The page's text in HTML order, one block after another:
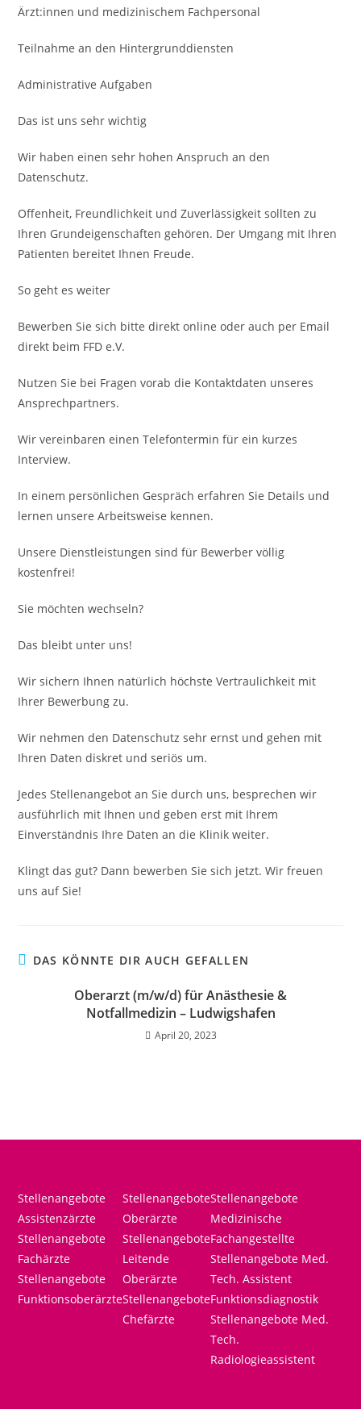
Ärzt:innen und medizinischem Fach­personal
Teilnahme an den Hinter­grund­diensten
Administrative Aufgaben
Das ist uns sehr wichtig
Wir haben einen sehr hohen Anspruch an den
Datenschutz.
Offenheit, Freundlichkeit und Zuverlässigkeit sollten zu
Ihren Grundeigenschaften gehören. Der Umgang mit Ihren
Patienten bereitet Ihnen Freude.
So geht es weiter
Bewerben Sie sich bitte direkt online oder auch per Email
direkt beim FFD e.V.
Nutzen Sie bei Fragen vorab die Kontaktdaten unseres
Ansprechpartners.
Wir vereinbaren einen Telefontermin für ein kurzes
Interview.
In einem persönlichen Gespräch erfahren Sie Details und
lernen unsere Arbeitsweise kennen.
Unsere Dienstleistungen sind für Bewerber völlig
kostenfrei!
Sie möchten wechseln?
Das bleibt unter uns!
Wir sichern Ihnen natürlich höchste Vertraulichkeit mit
Ihrer Bewerbung zu.
Wir nehmen den Datenschutz sehr ernst und gehen mit
Ihren Daten diskret und seriös um.
Jedes Stellenangebot an Sie durch uns, besprechen wir
ausführlich mit Ihnen und geben erst mit Ihrem
Einverständnis Ihre Daten an die Klinik weiter.
Klingt das gut? Dann bewerben Sie sich jetzt. Wir freuen
uns auf Sie!
DAS KÖNNTE DIR AUCH GEFALLEN
Oberarzt (m/w/d) für Anästhesie &
Notfallmedizin – Ludwigshafen
April 20, 2023
Stellenangebote
Assistenzärzte
Stellenangebote
Fachärzte
Stellenangebote
Funktionsoberärzte
Stellenangebote
Oberärzte
Stellenangebote
Leitende
Oberärzte
Stellenangebote
Chefärzte
Stellenangebote
Medizinische
Fachangestellte
Stellenangebote Med.
Tech. Assistent
Funktionsdiagnostik
Stellenangebote Med.
Tech.
Radiologieassistent